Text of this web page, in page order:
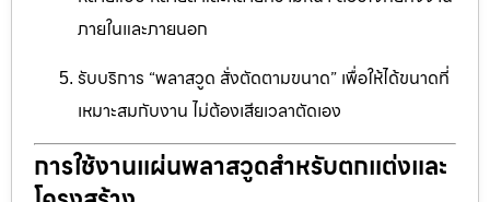
ภายในและภายนอก
รับบริการ “พลาสวูด สั่งตัดตามขนาด” เพื่อให้ได้ขนาดที่
เหมาะสมกับงาน ไม่ต้องเสียเวลาตัดเอง
การใช้งานแผ่นพลาสวูดสำหรับตกแต่งและ